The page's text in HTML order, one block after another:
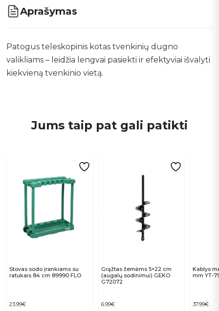
Aprašymas
Patogus teleskopinis kotas tvenkinių dugno
valikliams – leidžia lengvai pasiekti ir efektyviai išvalyti
kiekvieną tvenkinio vietą.
Jums taip pat gali patikti
Stovas sodo įrankiams su
ratukais 84 cm 89990 FLO
23.99€
Grąžtas žemėms 5×22 cm
(augalų sodinimui) GEKO
G72072
6.99€
Kablys
mm YT-
37.99€